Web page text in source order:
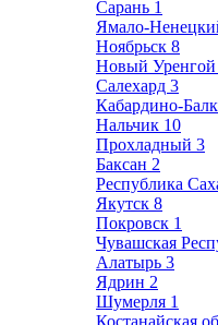
Сарань 1
Ямало-
Ноябрьск 8
Новый Уренгой
Салехард 3
Кабардино-
Нальчик 10
Прохладный 3
Баксан 2
Республика
Якутск 8
Покровск 1
Чувашская
Алатырь 3
Ядрин 2
Шумерля 1
Костанайская